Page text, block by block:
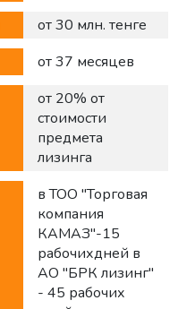
от 30 млн. тенге
от 37 месяцев
от 20% от
стоимости
предмета
лизинга
в ТОО "Торговая
компания
КАМАЗ"-15
рабочихдней в
АО "БРК лизинг"
- 45 рабочих